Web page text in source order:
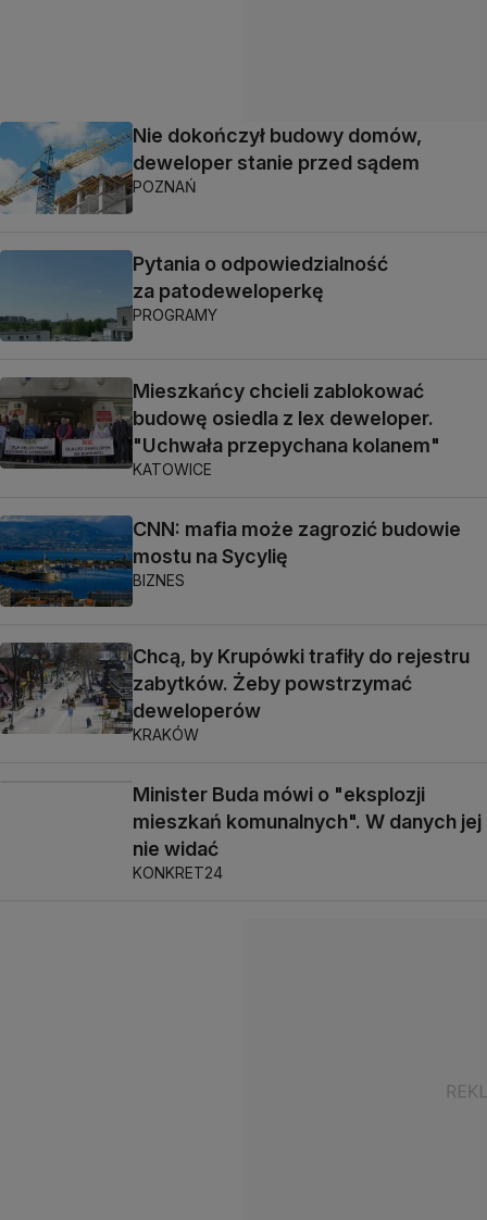
Nie dokończył budowy domów,
deweloper stanie przed sądem
POZNAŃ
Pytania o odpowiedzialność
za patodeweloperkę
PROGRAMY
Mieszkańcy chcieli zablokować
budowę osiedla z lex deweloper.
"Uchwała przepychana kolanem"
KATOWICE
CNN: mafia może zagrozić budowie
mostu na Sycylię
BIZNES
Chcą, by Krupówki trafiły do rejestru
zabytków. Żeby powstrzymać
deweloperów
KRAKÓW
Minister Buda mówi o "eksplozji
mieszkań komunalnych". W danych jej
nie widać
KONKRET24